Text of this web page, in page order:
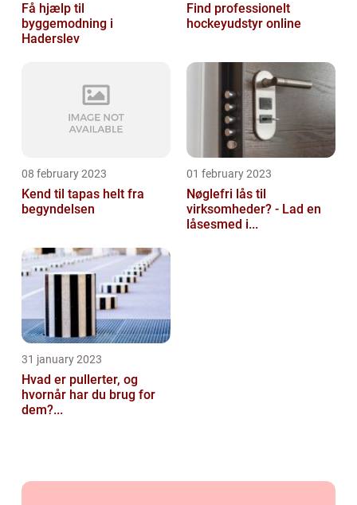
Få hjælp til
byggemodning i
Haderslev
Find professionelt
hockeyudstyr online
08 february 2023
Kend til tapas helt fra
begyndelsen
01 february 2023
Nøglefri lås til
virksomheder? - Lad en
låsesmed i...
31 january 2023
Hvad er pullerter, og
hvornår har du brug for
dem?...